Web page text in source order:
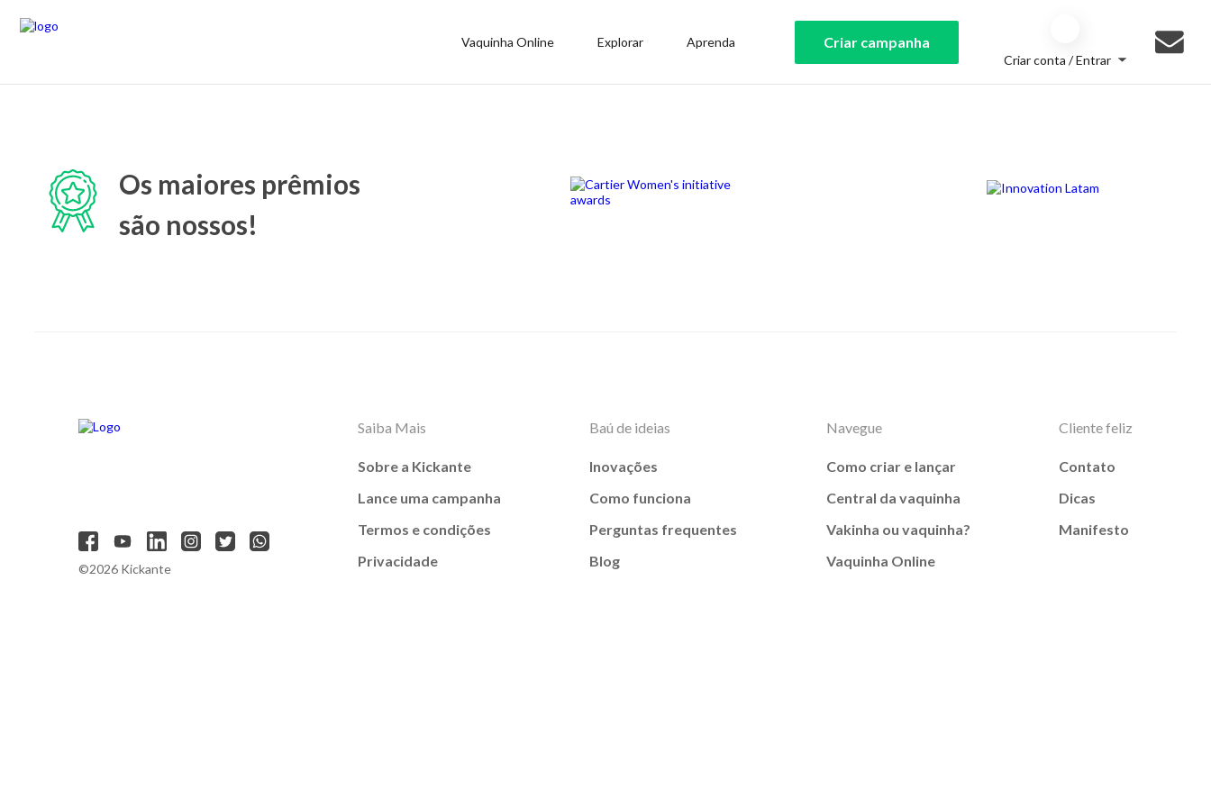
Vaquinha Online Explorar Aprenda Criar campanha
Criar conta / Entrar
Os maiores prêmios
são nossos!
©2026 Kickante
Saiba Mais
Sobre a Kickante
Lance uma campanha
Termos e condições
Privacidade
Baú de ideias
Inovações
Como funciona
Perguntas frequentes
Blog
Navegue
Como criar e lançar
Central da vaquinha
Vakinha ou vaquinha?
Vaquinha Online
Cliente feliz
Contato
Dicas
Manifesto